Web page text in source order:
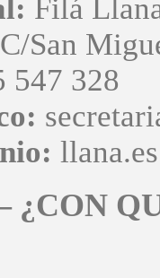
Filá
C/San
547 328
llana.es
¿CON